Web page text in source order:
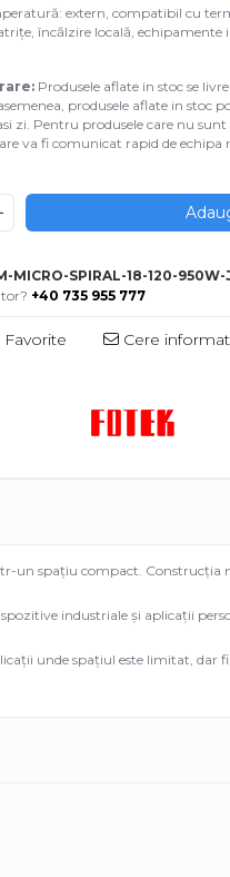
extern, compatibil cu
încălzire locală, echipamente
Produsele aflate in stoc se
produsele aflate in stoc
zi. Pentru produsele care nu
va fi comunicat rapid de
MICRO-SPIRAL-18-120-950W-
+40 735 955 777
Cere
un spațiu compact.
industriale și aplicații
unde spațiul este limitat, dar